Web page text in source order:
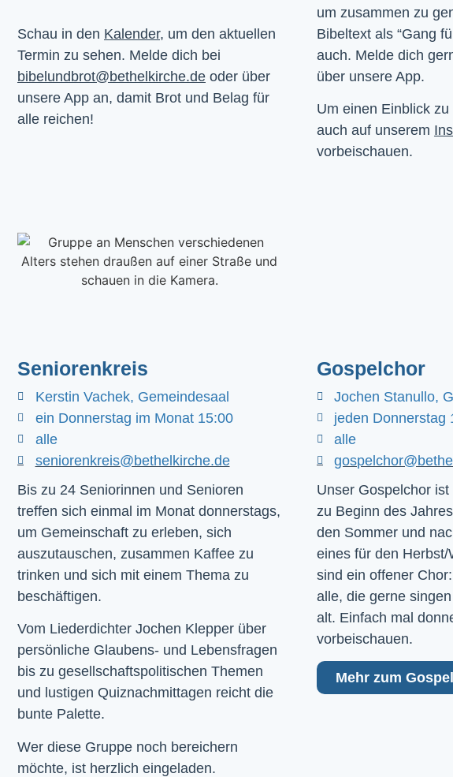
Schau in den Kalender, um den aktuellen
Termin zu sehen. Melde dich bei
bibelundbrot@bethelkirche.de oder über
unsere App an, damit Brot und Belag für
alle reichen!
um zusammen zu
Bibeltext als “Gang
auch. Melde dich
über unsere App.
Um einen Einblick
auch auf unserem
vorbeischauen.
Seniorenkreis
Kerstin Vachek, Gemeindesaal
ein Donnerstag im Monat 15:00
alle
seniorenkreis@bethelkirche.de
Bis zu 24 Seniorinnen und Senioren
treffen sich einmal im Monat donnerstags,
um Gemeinschaft zu erleben, sich
auszutauschen, zusammen Kaffee zu
trinken und sich mit einem Thema zu
beschäftigen.
Vom Liederdichter Jochen Klepper über
persönliche Glaubens- und Lebensfragen
bis zu gesellschaftspolitischen Themen
und lustigen Quiznachmittagen reicht die
bunte Palette.
Wer diese Gruppe noch bereichern
möchte, ist herzlich eingeladen.
Gospelchor
Jochen Stanullo,
jeden Donnerstag
alle
Unser Gospelchor
zu Beginn des
den Sommer und
eines für den
sind ein offener
alle, die gerne
alt. Einfach mal
vorbeischauen.
Mehr zum